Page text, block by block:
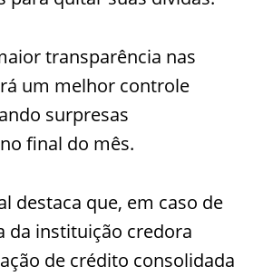
transparência nas
um melhor controle
surpresas
final do mês.
destaca que, em caso de
da instituição credora
de crédito consolidada